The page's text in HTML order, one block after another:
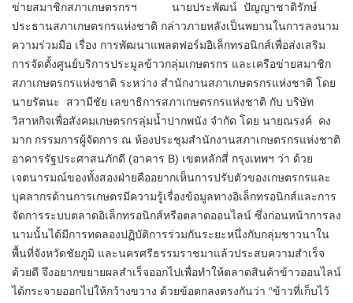
ข่ายสมาชิกสภา​เกษตรกร​ฯ นายประพัฒน์ ปัญญาชาติรักษ์
ประธานสภาเกษตรกรแห่งชาติ กล่าวภายหลังเป็นพยานในการลงนาม
ความร่วมมือ​ เรื่อง การพัฒนาแพลตฟอร์มอิเล็กทรอนิกส์เพื่อส่งเสริม
การจัดตั้งศูนย์บริการประมูลข้าวกลุ่มเกษตรกร และเครือข่ายสมาชิก
สภาเกษตรกรแห่งชาติ ระหว่าง สำนักงานสภาเกษตรกรแห่งชาติ โดย
นายรัตนะ สวามีชัย เลขาธิการสภาเกษตรกรแห่งชาติ กับ บริษัท
วิสาหกิจเพื่อสังคมเกษตรกรลุ่มน้ำปากพนัง จำกัด โดย นายณรงค์ คง
มาก กรรมการผู้จัดการ ณ ห้องประชุมสำนักงานสภาเกษตรกรแห่งชาติ
อาคารรัฐประศาสนภักดี (อาคาร B) เขตหลักสี่ กรุงเทพฯ​ ว่า​ ด้วย
เจตนารมณ์ของทั้งสองฝ่ายคืออยากเห็นการปรับตัวของเกษตรกรและ
บุคลากรด้านการเกษตรมีความรู้เรื่องข้อมูลทางอิเล็กทรอนิกส์และการ
จัดการระบบตลาดอิเล็กทรอนิกส์หรือตลาดออนไลน์ ซึ่งก่อนหน้าการลง
นามนั้นได้มีการทดลองปฏิบัติการร่วมกันระยะหนึ่งกับกลุ่มชาวนาใน
พื้นที่จังหวัดชัยภูมิ และนครศรีธรรมราชมาแล้วประสบความสำเร็จ
ด้วยดี จึงอยากขยายผลสำเร็จออกไป​เพื่อทำให้ตลาดสินค้าข้าวออนไลน์
ได้กระจายออกไปให้กว้างขวาง​ ด้วยข้อตกลงตรงกันว่า “ข้าวที่เก็บไว้